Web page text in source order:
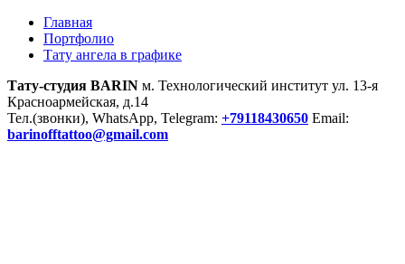
Главная
Портфолио
Тату ангела в графике
Тату-студия BARIN м. Технологический институт ул. 13-я
Красноармейская, д.14
Тел.(звонки), WhatsApp, Telegram: +79118430650 Email:
barinofftattoo@gmail.com